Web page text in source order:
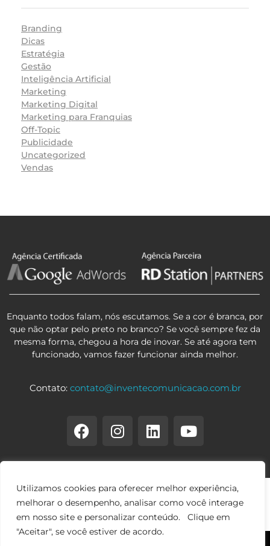
Utilizamos cookies para oferecer melhor experiência,
melhorar o desempenho, analisar como você interage
em nosso site e personalizar conteúdo. Clique em
"Aceitar", se você estiver de acordo.
Branding
Dicas
Estratégia
Gestão
Inteligência Artificial
Marketing
Marketing Digital
Marketing para Franquias
Off-Topic
Publicidade
Uncategorized
Vendas
Enquanto todos falam, nós escutamos. Se a cor é branca, por
que não optar pelo preto no branco? Se você sempre fez da
mesma forma, chegou a hora de inovar. Se até agora tem
funcionado, vamos fazer funcionar ainda melhor.
Contato: contato@inventecomunicacao.com.br